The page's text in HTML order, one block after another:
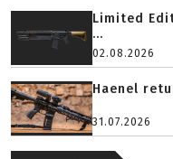
Limited
...
02.08.2026
Haenel
31.07.2026